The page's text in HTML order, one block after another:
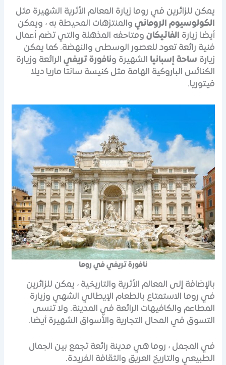
يمكن للزائرين في روما زيارة المعالم الأثرية الشهيرة مثل
الكولوسيوم الروماني والمنتزهات المحيطة به ، ويمكن
أيضا زيارة الفاتيكان ومتاحفه المذهلة والتي تضم أعمال
فنية رائعة تعود للعصور الوسطى والنهضة. كما يمكن
زيارة ساحة إسبانيا الشهيرة ونافورة تريفي الرائعة وزيارة
الكنائس الباروكية الهامة مثل كنيسة سانتا ماريا ديلا
فيتوريا.
نافورة تريفي في روما
بالإضافة إلى المعالم الأثرية والتاريخية ، يمكن للزائرين
في روما الاستمتاع بالطعام الإيطالي الشهي وزيارة
المطاعم والكافيهات الرائعة في المدينة. ولا تنسى
التسوق في المحال التجارية والأسواق الشهيرة أيضا.
في المجمل ، روما هي مدينة رائعة تجمع بين الجمال
الطبيعي والتاريخ العريق والثقافة الفريدة.